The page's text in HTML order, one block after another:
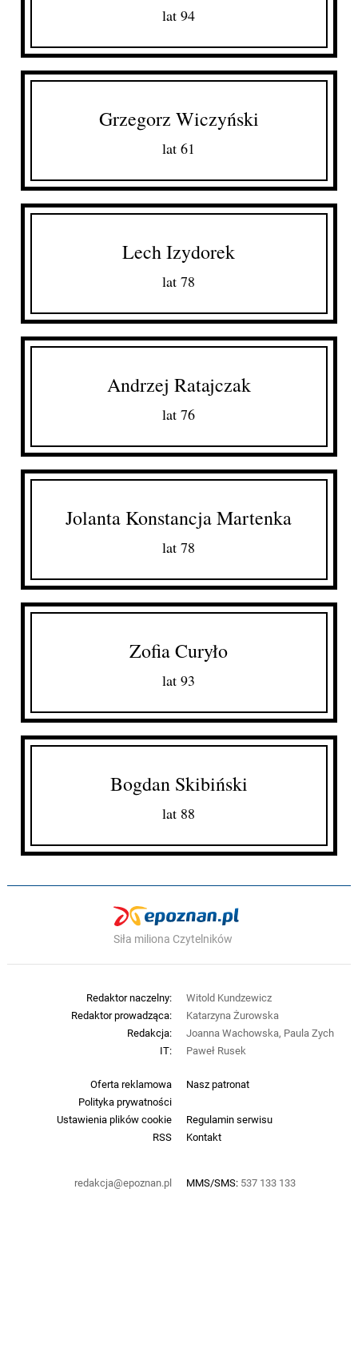
lat 94
Grzegorz Wiczyński
lat 61
Lech Izydorek
lat 78
Andrzej Ratajczak
lat 76
Jolanta Konstancja Martenka
lat 78
Zofia Curyło
lat 93
Bogdan Skibiński
lat 88
Siła miliona Czytelników
Oferta reklamowa
Nasz patronat
Polityka prywatności
Ustawienia plików cookie
Regulamin serwisu
RSS
Kontakt
redakcja@epoznan.pl MMS/SMS: 537 133 133
Redaktor naczelny:
Witold Kundzewicz
Redaktor prowadząca:
Katarzyna Żurowska
Redakcja:
Joanna Wachowska, Paula Zych
IT:
Paweł Rusek